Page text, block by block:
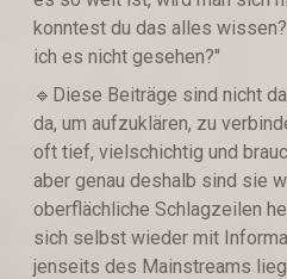
konntest du das alles
ich es nicht gesehen?"
🔹Diese Beiträge sind nicht
da, um aufzuklären, zu
oft tief, vielschichtig und
aber genau deshalb sind sie
oberflächliche Schlagzeilen
sich selbst wieder mit
jenseits des Mainstreams